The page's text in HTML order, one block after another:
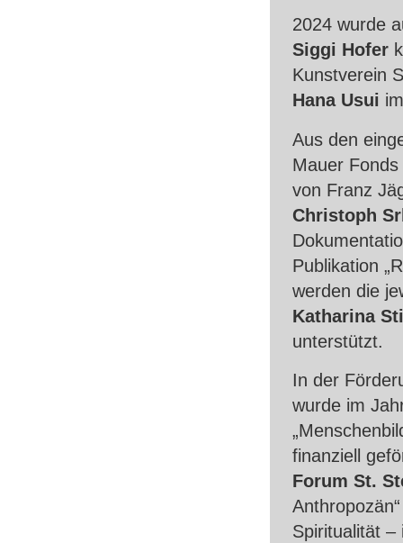
2024 wurde
Siggi Hofer
Kunstverein
Hana Usui
Aus den
Mauer
von Franz
Christoph
Publikation
werden die
Katharina
unterstützt.
In der
wurde im
finanziell
Forum St.
Spiritualität –